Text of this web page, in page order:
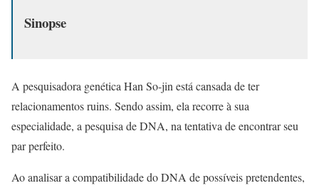
Sinopse
A pesquisadora genética Han So-jin está cansada de ter
relacionamentos ruins. Sendo assim, ela recorre à sua
especialidade, a pesquisa de DNA, na tentativa de encontrar seu
par perfeito.
Ao analisar a compatibilidade do DNA de possíveis pretendentes,